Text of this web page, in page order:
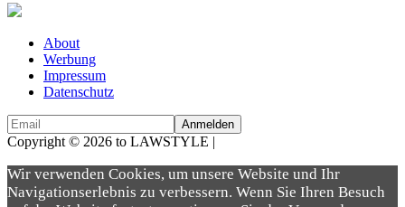
About
Werbung
Impressum
Datenschutz
Copyright © 2026 to LAWSTYLE |
Wir verwenden Cookies, um unsere Website und Ihr
Navigationserlebnis zu verbessern. Wenn Sie Ihren Besuch